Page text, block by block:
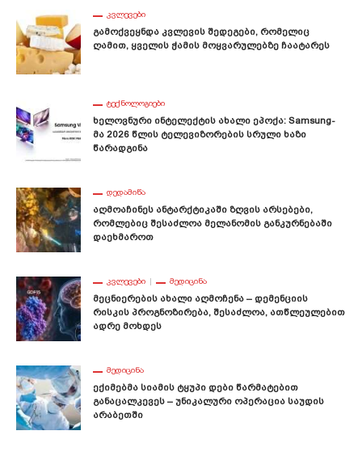
ᲙᲕᲚᲔᲕᲔᲑᲘ
Გამოქვეყნდა Კვლევის Შედეგები, Რომელიც
Ღამით, Ყველის Ჭამის Მოყვარულებზე Ჩაატარეს
ᲢᲔᲥᲜᲝᲚᲝᲒᲘᲔᲑᲘ
Ხელოვნური Ინტელექტის Ახალი Ეპოქა: Samsung-
Მა 2026 Წლის Ტელევიზორების Სრული Ხაზი
Წარადგინა
ᲓᲔᲓᲐᲛᲘᲬᲐ
Აღმოაჩინეს Ანტარქტიკაში Ზღვის Არსებები,
Რომლებიც Შესაძლოა Მელანომის Განკურნებაში
Დაეხმაროთ
ᲙᲕᲚᲔᲕᲔᲑᲘ ᲛᲔᲓᲘᲪᲘᲜᲐ
Მეცნიერების Ახალი Აღმოჩენა – Დემენციის
Რისკის Პროგნოზირება, Შესაძლოა, Ათწლეულებით
Ადრე Მოხდეს
ᲛᲔᲓᲘᲪᲘᲜᲐ
Ექიმებმა Სიამის Ტყუპი Დები Წარმატებით
Განაცალკევეს – Უნიკალური Ოპერაცია Საუდის
Არაბეთში